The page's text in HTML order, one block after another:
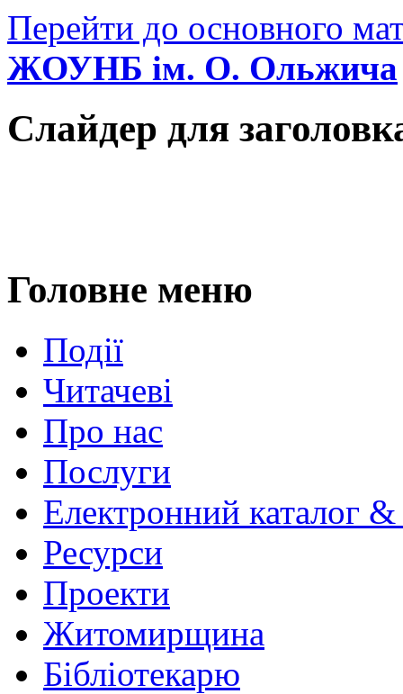
Перейти до основного
ЖОУНБ ім. О. Ольжича
Слайдер для
Головне меню
Події
Читачеві
Про нас
Послуги
Електронний каталог
Ресурси
Проекти
Житомирщина
Бібліотекарю